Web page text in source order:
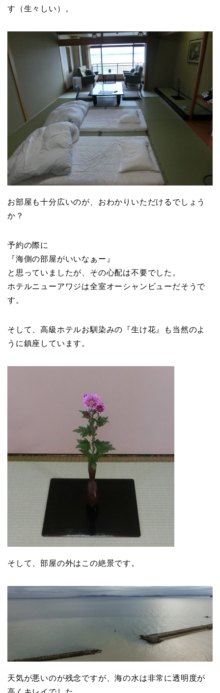
す（生々しい）。
お部屋も十分広いのが、おわかりいただけるでしょう
か？
予約の際に
『海側の部屋がいいなぁー』
と思っていましたが、その心配は不要でした。
ホテルニューアワジは全室オーシャンビューだそうで
す。
そして、高級ホテルお馴染みの『生け花』も当然のよ
うに鎮座しています。
そして、部屋の外はこの絶景です。
天気が悪いのが残念ですが、海の水は非常に透明度が